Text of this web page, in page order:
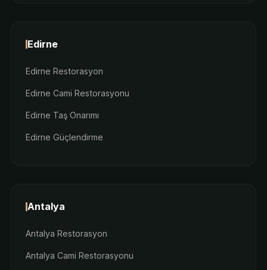
Edirne
Edirne Restorasyon
Edirne Cami Restorasyonu
Edirne Taş Onarımı
Edirne Güçlendirme
Antalya
Antalya Restorasyon
Antalya Cami Restorasyonu